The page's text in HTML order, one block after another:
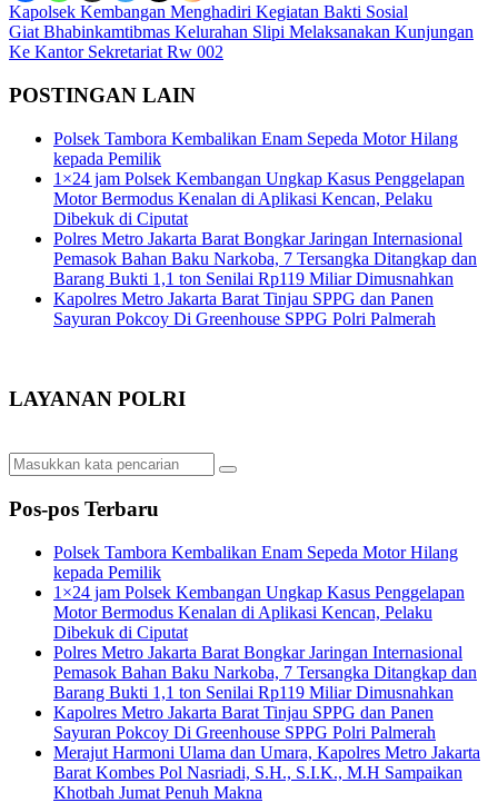
Navigasi
pos
Kapolsek Kembangan Menghadiri Kegiatan Bakti Sosial
Giat Bhabinkamtibmas Kelurahan Slipi Melaksanakan Kunjungan
Ke Kantor Sekretariat Rw 002
POSTINGAN LAIN
Polsek Tambora Kembalikan Enam Sepeda Motor Hilang
kepada Pemilik
1×24 jam Polsek Kembangan Ungkap Kasus Penggelapan
Motor Bermodus Kenalan di Aplikasi Kencan, Pelaku
Dibekuk di Ciputat
Polres Metro Jakarta Barat Bongkar Jaringan Internasional
Pemasok Bahan Baku Narkoba, 7 Tersangka Ditangkap dan
Barang Bukti 1,1 ton Senilai Rp119 Miliar Dimusnahkan
Kapolres Metro Jakarta Barat Tinjau SPPG dan Panen
Sayuran Pokcoy Di Greenhouse SPPG Polri Palmerah
LAYANAN POLRI
Pos-pos Terbaru
Polsek Tambora Kembalikan Enam Sepeda Motor Hilang
kepada Pemilik
1×24 jam Polsek Kembangan Ungkap Kasus Penggelapan
Motor Bermodus Kenalan di Aplikasi Kencan, Pelaku
Dibekuk di Ciputat
Polres Metro Jakarta Barat Bongkar Jaringan Internasional
Pemasok Bahan Baku Narkoba, 7 Tersangka Ditangkap dan
Barang Bukti 1,1 ton Senilai Rp119 Miliar Dimusnahkan
Kapolres Metro Jakarta Barat Tinjau SPPG dan Panen
Sayuran Pokcoy Di Greenhouse SPPG Polri Palmerah
Merajut Harmoni Ulama dan Umara, Kapolres Metro Jakarta
Barat Kombes Pol Nasriadi, S.H., S.I.K., M.H Sampaikan
Khotbah Jumat Penuh Makna